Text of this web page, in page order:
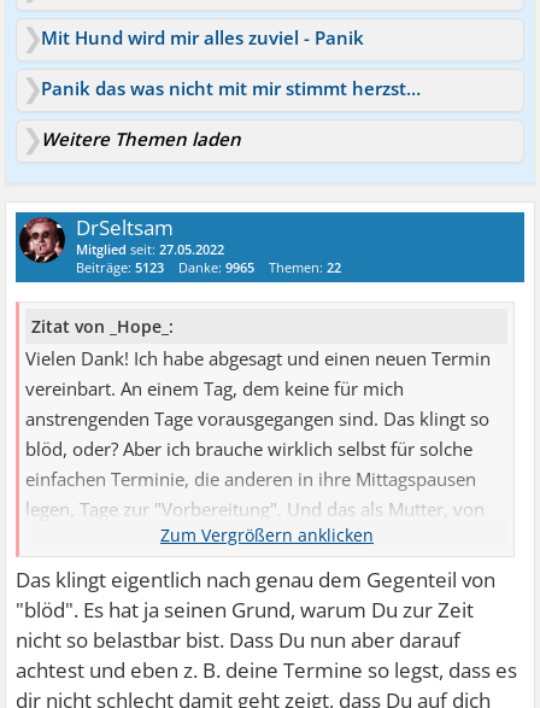
Mit Hund wird mir alles zuviel - Panik
Panik das was nicht mit mir stimmt herzstolperer attacken
Weitere Themen laden
DrSeltsam
Mitglied seit:27.05.2022
Beiträge:5123 Danke:9965 Themen:22
Zitat von _Hope_:
Vielen Dank! Ich habe abgesagt und einen neuen Termin
vereinbart. An einem Tag, dem keine für mich
anstrengenden Tage vorausgegangen sind. Das klingt so
blöd, oder? Aber ich brauche wirklich selbst für solche
einfachen Terminie, die anderen in ihre Mittagspausen
legen, Tage zur "Vorbereitung". Und das als Mutter, von
der erwartet wird, dass sie fünf Dingen gleichzeitig macht.
Das klingt eigentlich nach genau dem Gegenteil von
"blöd". Es hat ja seinen Grund, warum Du zur Zeit
nicht so belastbar bist. Dass Du nun aber darauf
achtest und eben z. B. deine Termine so legst, dass es
dir nicht schlecht damit geht zeigt, dass Du auf dich